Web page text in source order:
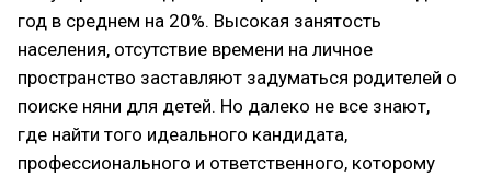
год в среднем на 20%. Высокая занятость
населения, отсутствие времени на личное
пространство заставляют задуматься родителей о
поиске няни для детей. Но далеко не все знают,
где найти того идеального кандидата,
профессионального и ответственного, которому